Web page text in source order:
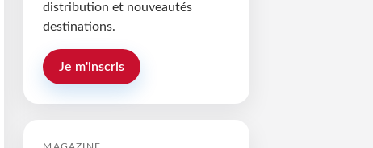
distribution et nouveautés
destinations.
Je m'inscris